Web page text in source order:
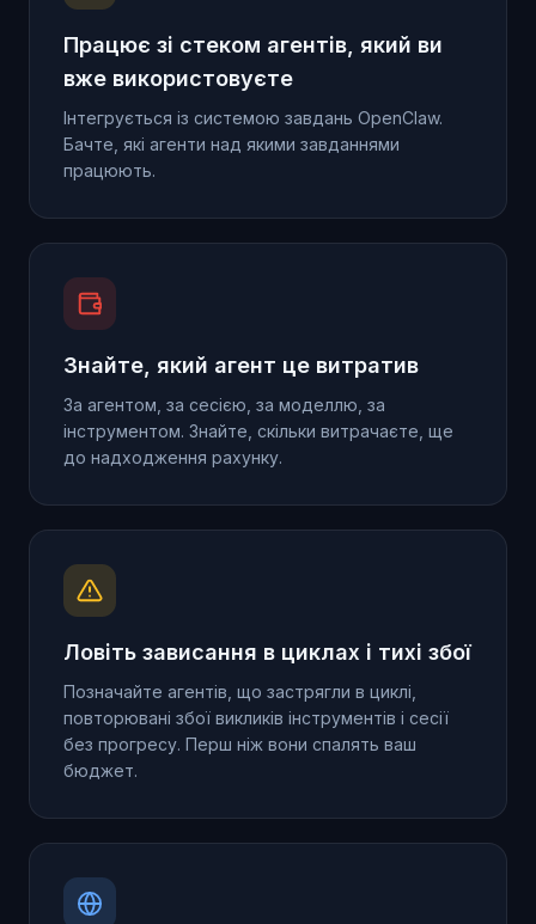
Працює зі стеком агентів, який ви
вже використовуєте
Інтегрується із системою завдань OpenClaw.
Бачте, які агенти над якими завданнями
працюють.
Знайте, який агент це витратив
За агентом, за сесією, за моделлю, за
інструментом. Знайте, скільки витрачаєте, ще
до надходження рахунку.
Ловіть зависання в циклах і тихі збої
Позначайте агентів, що застрягли в циклі,
повторювані збої викликів інструментів і сесії
без прогресу. Перш ніж вони спалять ваш
бюджет.